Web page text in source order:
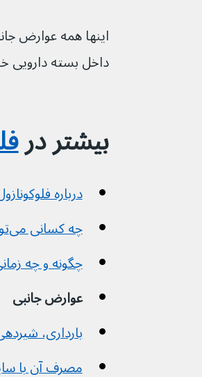
اینها همه عوارض
داخل بسته دارویی
بیشتر در
درباره
چه کسانی می‌توانند و چه کسانی نمی‌توانند آن را مصرف کنند
چگونه و چه
عوارض جانبی
بارداری،
مصرف آن با سایر